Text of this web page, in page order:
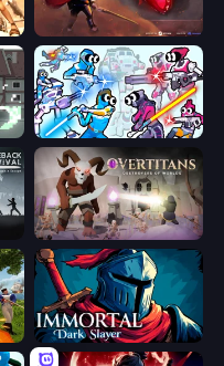
Champions of The Void: Paladin
Space Wars Battleground
Overtitans: Destroyers of Worlds
Immortal: Dark Slayer